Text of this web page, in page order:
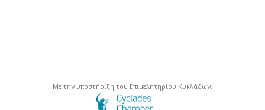
Με την υποστήριξη του Επιμελητηρίου Κυκλάδων.